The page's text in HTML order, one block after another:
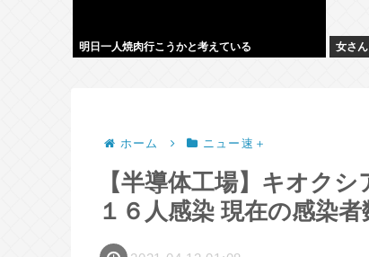
明日一人焼肉行こうかと考えている 女さん
ホーム ニュー速＋
【半導体工場】キオク
１６人感染 現在の感染